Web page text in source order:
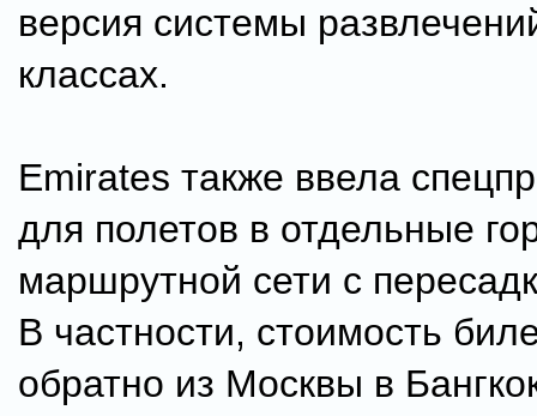
версия системы
классах.
Emirates также ввела
для полетов в отдельные
маршрутной сети с
В частности, стоимость
обратно из Москвы в